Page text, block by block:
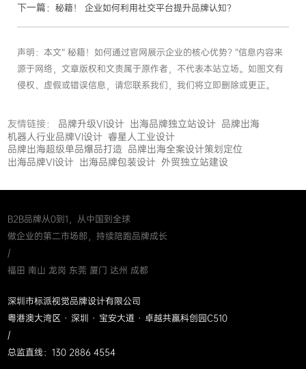
下一篇： 秘籍！ 企业如何利用社交平台提升品牌认知?
声明：本文“ 秘籍！如何通过官网展示企业的核心优势? ”信息内容来
源于网络，文章版权和文责属于原作者，不代表本站立场。如图文有
侵权、虚假或错误信息，请您联系我们，我们将立即删除或更正。
友情链接： 品牌升级VI设计 出海品牌独立站设计 品牌出海
机器人行业品牌VI设计 睿星人工业设计
品牌出海超级单品爆品打造 品牌出海全案设计策划定位
出海品牌VI设计 出海品牌包装设计 外贸独立站建设
B2B品牌从0到1，从中国到全球
做企业的第二市场部，持续陪跑品牌成长
/
福田 南山 龙岗 东莞 厦门 达州 成都
深圳市标派视觉品牌设计有限公司
粤港澳大湾区 · 深圳 · 宝安大道 · 卓越共赢科创园C510
/
总监直线：130 2886 4554